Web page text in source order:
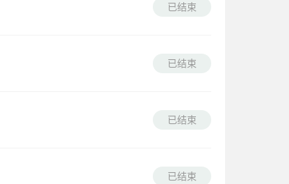
已结束
已结束
已结束
已结束